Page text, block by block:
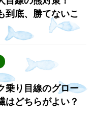
到底、勝てないこ
乗り目線のグロー
はどちらがよい？